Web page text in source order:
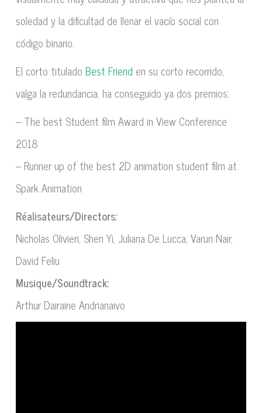
soledad y la dificultad de llenar el vacío social con
código binario.
El corto titulado Best Friend en su corto recorrido,
valga la redundancia, ha conseguido ya dos premios:
– The best Student film Award in View Conference
2018
– Runner up of the best 2D animation student film at
Spark Animation
Réalisateurs/Directors:
Nicholas Olivieri, Shen Yi, Juliana De Lucca, Varun Nair,
David Feliu
Musique/Soundtrack:
Arthur Dairaine Andrianaivo